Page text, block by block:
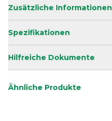
Zusätzliche Informationen
Spezifikationen
Hilfreiche Dokumente
Ähnliche Produkte